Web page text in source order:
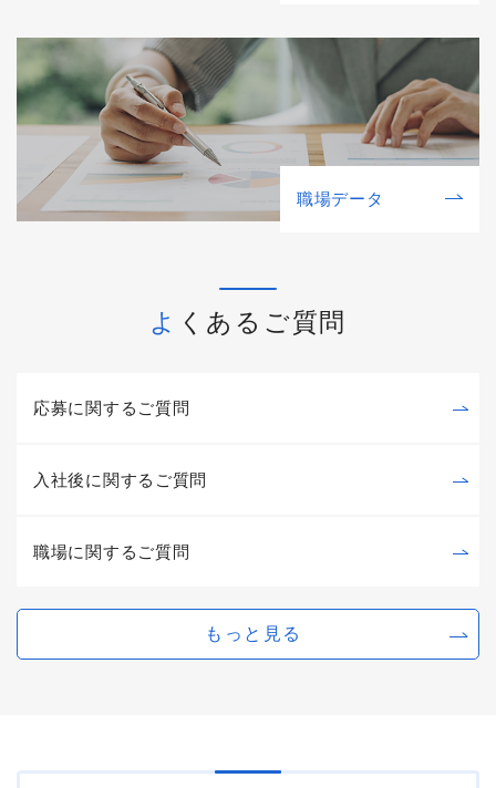
職場データ
よくあるご質問
応募に関するご質問
入社後に関するご質問
職場に関するご質問
もっと見る